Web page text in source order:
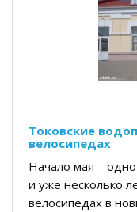
Токовские
велосипедах
Начало мая –
и уже несколько
велосипедах в